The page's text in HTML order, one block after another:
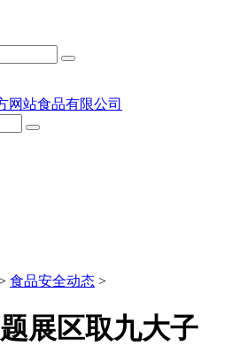
食品安全动态 >
展区取九大子